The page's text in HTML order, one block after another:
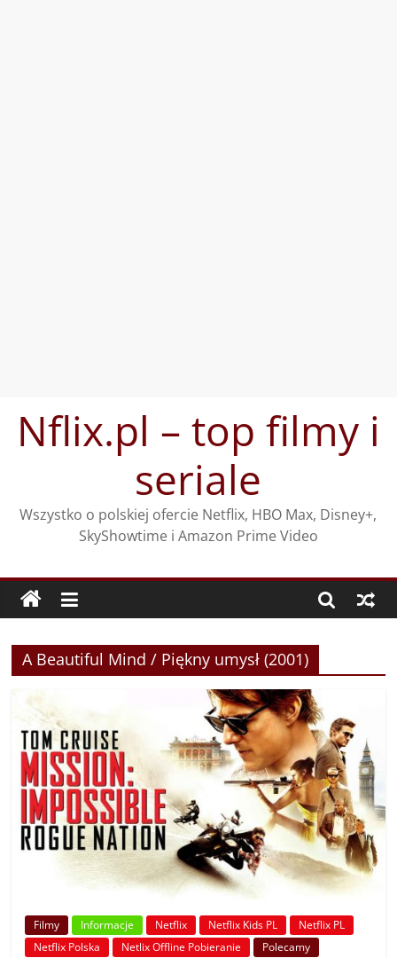
treściNflix.pl – top filmy i
seriale
Wszystko o polskiej ofercie Netflix, HBO Max, Disney+,
SkyShowtime i Amazon Prime Video
A Beautiful Mind / Piękny umysł (2001)
Filmy Informacje Netflix Netflix Kids PL
Netflix PL
Netflix Polska
Netlix Offline Pobieranie
Polecamy